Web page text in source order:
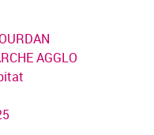
AGGLO